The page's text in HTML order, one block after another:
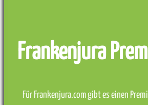
Frankenjura
Für Frankenjura.com gibt es einen